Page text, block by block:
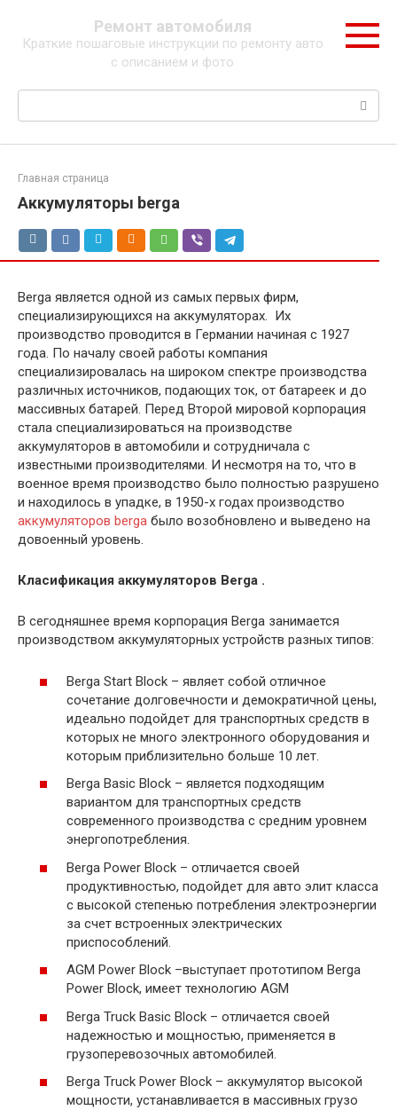
контенту
Ремонт автомобиля
Краткие пошаговые инструкции по ремонту авто
с описанием и фото
Поиск:
Главная страница
Аккумуляторы berga
Berga является одной из самых первых фирм,
специализирующихся на аккумуляторах. Их
производство проводится в Германии начиная с 1927
года. По началу своей работы компания
специализировалась на широком спектре производства
различных источников, подающих ток, от батареек и до
массивных батарей. Перед Второй мировой корпорация
стала специализироваться на производстве
аккумуляторов в автомобили и сотрудничала с
известными производителями. И несмотря на то, что в
военное время производство было полностью разрушено
и находилось в упадке, в 1950-х годах производство
аккумуляторов berga было возобновлено и выведено на
довоенный уровень.
Класификация аккумуляторов Berga .
В сегодняшнее время корпорация Berga занимается
производством аккумуляторных устройств разных типов:
Berga Start Block – являет собой отличное
сочетание долговечности и демократичной цены,
идеально подойдет для транспортных средств в
которых не много электронного оборудования и
которым приблизительно больше 10 лет.
Berga Basic Block – является подходящим
вариантом для транспортных средств
современного производства с средним уровнем
энергопотребления.
Berga Power Block – отличается своей
продуктивностью, подойдет для авто элит класса
с высокой степенью потребления электроэнергии
за счет встроенных электрических
приспособлений.
AGM Power Block –выступает прототипом Berga
Power Block, имеет технологию AGM
Berga Truck Basic Block – отличается своей
надежностью и мощностью, применяется в
грузоперевозочных автомобилей.
Berga Truck Power Block – аккумулятор высокой
мощности, устанавливается в массивных грузо